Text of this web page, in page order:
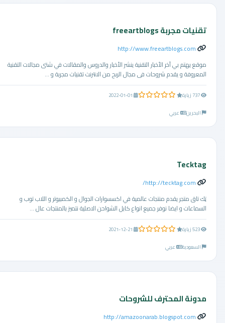
تقنيات مجربة freeartblogs
http://www.freeartblogs.com
موقع يهتم بي آخر الأخبار التقنية ينشر الأخبار والدروس والمقالات في شتى مجالات التقنية
المعروفة و يقدم شروحات فى مجال الربح من الانترنت تقنيات مجربة و ...
0.0 من 5 نجوم
2022-01-01
البحرين
عربي
Tecktag
http://tecktag.com/
تِك تاق متجر يقدم منتجات عالمية في اكسسوارات الجوال و الكمبيوتر و اللاب توب و
السماعات و ايضا نوفر جميع انواع كابل الشواحن الاصلية نتميز بالمنتجات عال ...
0.0 من 5 نجوم
2021-12-21
السعودية
عربي
مدونة المحترف للشروحات
http://amazoonarab.blogspot.com